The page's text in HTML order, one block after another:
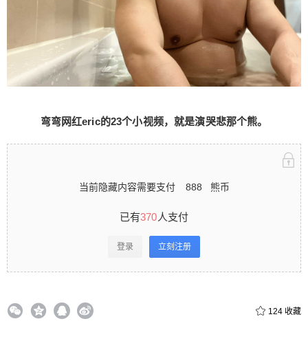
弯弯网红eric的23个小视频，就是演哭悲那个熊。
当前隐藏内容需要支付 888 熊币
已有370人支付
登录 立刻注册
124 收藏
弯弯网红eric的23个小视频，就是演哭悲那个熊。
当前隐藏内容需要支付888熊币 已有370人支付 登
录立刻注册 0 收藏